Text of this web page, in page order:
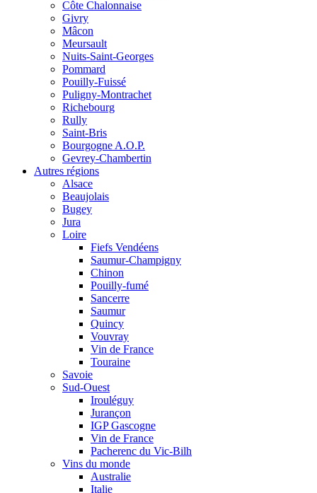
Côte Chalonnaise
Givry
Mâcon
Meursault
Nuits-Saint-Georges
Pommard
Pouilly-Fuissé
Puligny-Montrachet
Richebourg
Rully
Saint-Bris
Bourgogne A.O.P.
Gevrey-Chambertin
Autres régions
Alsace
Beaujolais
Bugey
Jura
Loire
Fiefs Vendéens
Saumur-Champigny
Chinon
Pouilly-fumé
Sancerre
Saumur
Quincy
Vouvray
Vin de France
Touraine
Savoie
Sud-Ouest
Irouléguy
Jurançon
IGP Gascogne
Vin de France
Pacherenc du Vic-Bilh
Vins du monde
Australie
Italie